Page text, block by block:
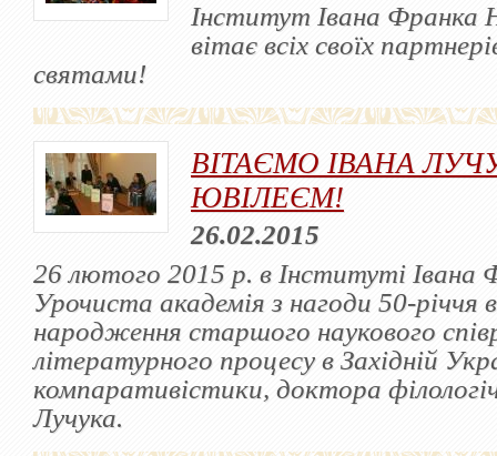
Інститут Івана Франка
вітає всіх своїх
святами!
ВІТАЄМО ІВАНА
ЮВІЛЕЄМ!
26.02.2015
26 лютого 2015 р. в Інституті Івана
Урочиста академія з нагоди 50-річчя
народження старшого наукового
літературного процесу в Західній
компаративістики, доктора
Лучука.